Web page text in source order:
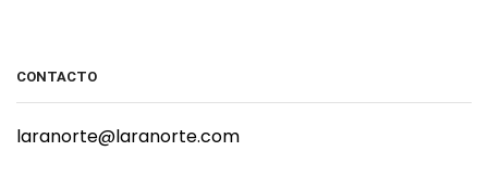
CONTACTO
laranorte@laranorte.com